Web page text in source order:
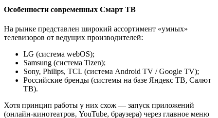
Особенности современных Смарт ТВ
На рынке представлен широкий ассортимент «умных»
телевизоров от ведущих производителей:
LG (система webOS);
Samsung (система Tizen);
Sony, Philips, TCL (система Android TV / Google TV);
Российские бренды (системы на базе Яндекс ТВ, Салют
ТВ).
Хотя принцип работы у них схож — запуск приложений
(онлайн-кинотеатров, YouTube, браузера) через главное меню